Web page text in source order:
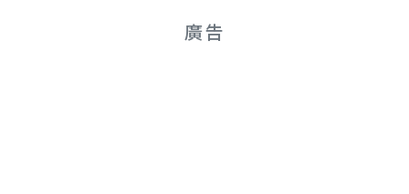
廣告